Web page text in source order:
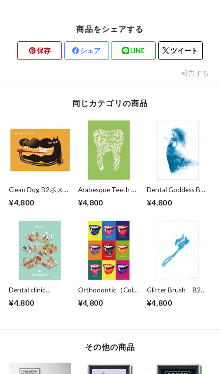
商品をシェアする
保存 シェア LINE ツイート
報告する
同じカテゴリの商品
Clean Dog B2ポスタ
¥4,800
Arabesque Teeth B2
¥4,800
Dental Goddess B2
¥4,800
Dental clinic
ター
¥4,800
Orthodontic（Color
¥4,800
Glitter Brush B2ポ
¥4,800
その他の商品